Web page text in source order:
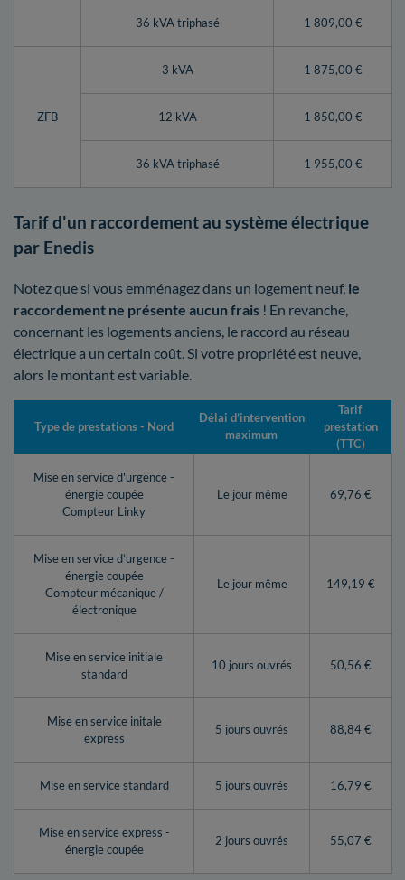
36 kVA triphasé 1 809,00 €
ZFB
3 kVA 1 875,00 €
12 kVA 1 850,00 €
36 kVA triphasé 1 955,00 €
Tarif d'un raccordement au système électrique
par Enedis
Notez que si vous emménagez dans un logement neuf, le
raccordement ne présente aucun frais ! En revanche,
concernant les logements anciens, le raccord au réseau
électrique a un certain coût. Si votre propriété est neuve,
alors le montant est variable.
Type de prestations - Nord
Délai d’intervention
maximum
Tarif
prestation
(TTC)
Mise en service d'urgence -
énergie coupée
Compteur Linky
Le jour même 69,76 €
Mise en service d’urgence -
énergie coupée
Compteur mécanique /
électronique
Le jour même 149,19 €
Mise en service initiale
standard
10 jours ouvrés 50,56 €
Mise en service initale
express
5 jours ouvrés 88,84 €
Mise en service standard 5 jours ouvrés 16,79 €
Mise en service express -
énergie coupée
2 jours ouvrés 55,07 €